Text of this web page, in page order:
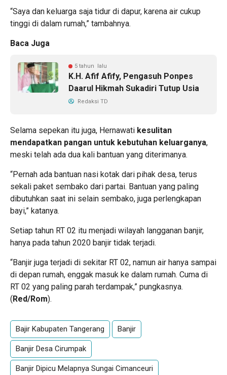
“Saya dan keluarga saja tidur di dapur, karena air cukup
tinggi di dalam rumah,” tambahnya.
Baca Juga
5 tahun lalu
K.H. Afif Afify, Pengasuh Ponpes
Daarul Hikmah Sukadiri Tutup Usia
Redaksi TD
Selama sepekan itu juga, Hernawati kesulitan
mendapatkan pangan untuk kebutuhan keluarganya,
meski telah ada dua kali bantuan yang diterimanya.
“Pernah ada bantuan nasi kotak dari pihak desa, terus
sekali paket sembako dari partai. Bantuan yang paling
dibutuhkan saat ini selain sembako, juga perlengkapan
bayi,” katanya.
Setiap tahun RT 02 itu menjadi wilayah langganan banjir,
hanya pada tahun 2020 banjir tidak terjadi.
“Banjir juga terjadi di sekitar RT 02, namun air hanya sampai
di depan rumah, enggak masuk ke dalam rumah. Cuma di
RT 02 yang paling parah terdampak,” pungkasnya.
(Red/Rom).
Bajir Kabupaten Tangerang Banjir
Banjir Desa Cirumpak
Banjir Dipicu Melapnya Sungai Cimanceuri